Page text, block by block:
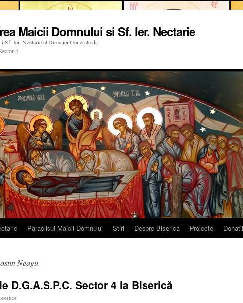
Maicii Domnului si Sf. Ier. Nectarie
Ier. Nectarie al Directiei Generale de
4
Paraclisul Maicii Domnului Stiri Despre Biserica Proiecte Donatii
Neagu
D.G.A.S.P.C. Sector 4 la Biserică